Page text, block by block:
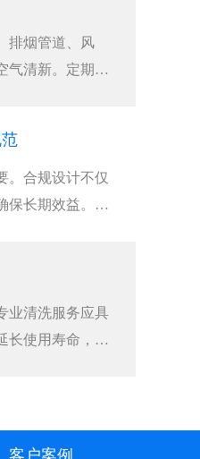
排烟管道、风
气清新。定期维
。合规设计不仅
保长期效益。选
业清洗服务应具
长使用寿命，保
客户案例